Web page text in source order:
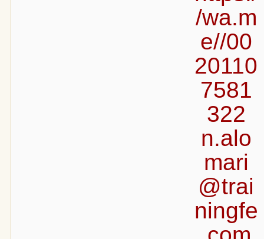
/wa.m
e//00
20110
7581
322
n.alo
mari
@trai
ningfe